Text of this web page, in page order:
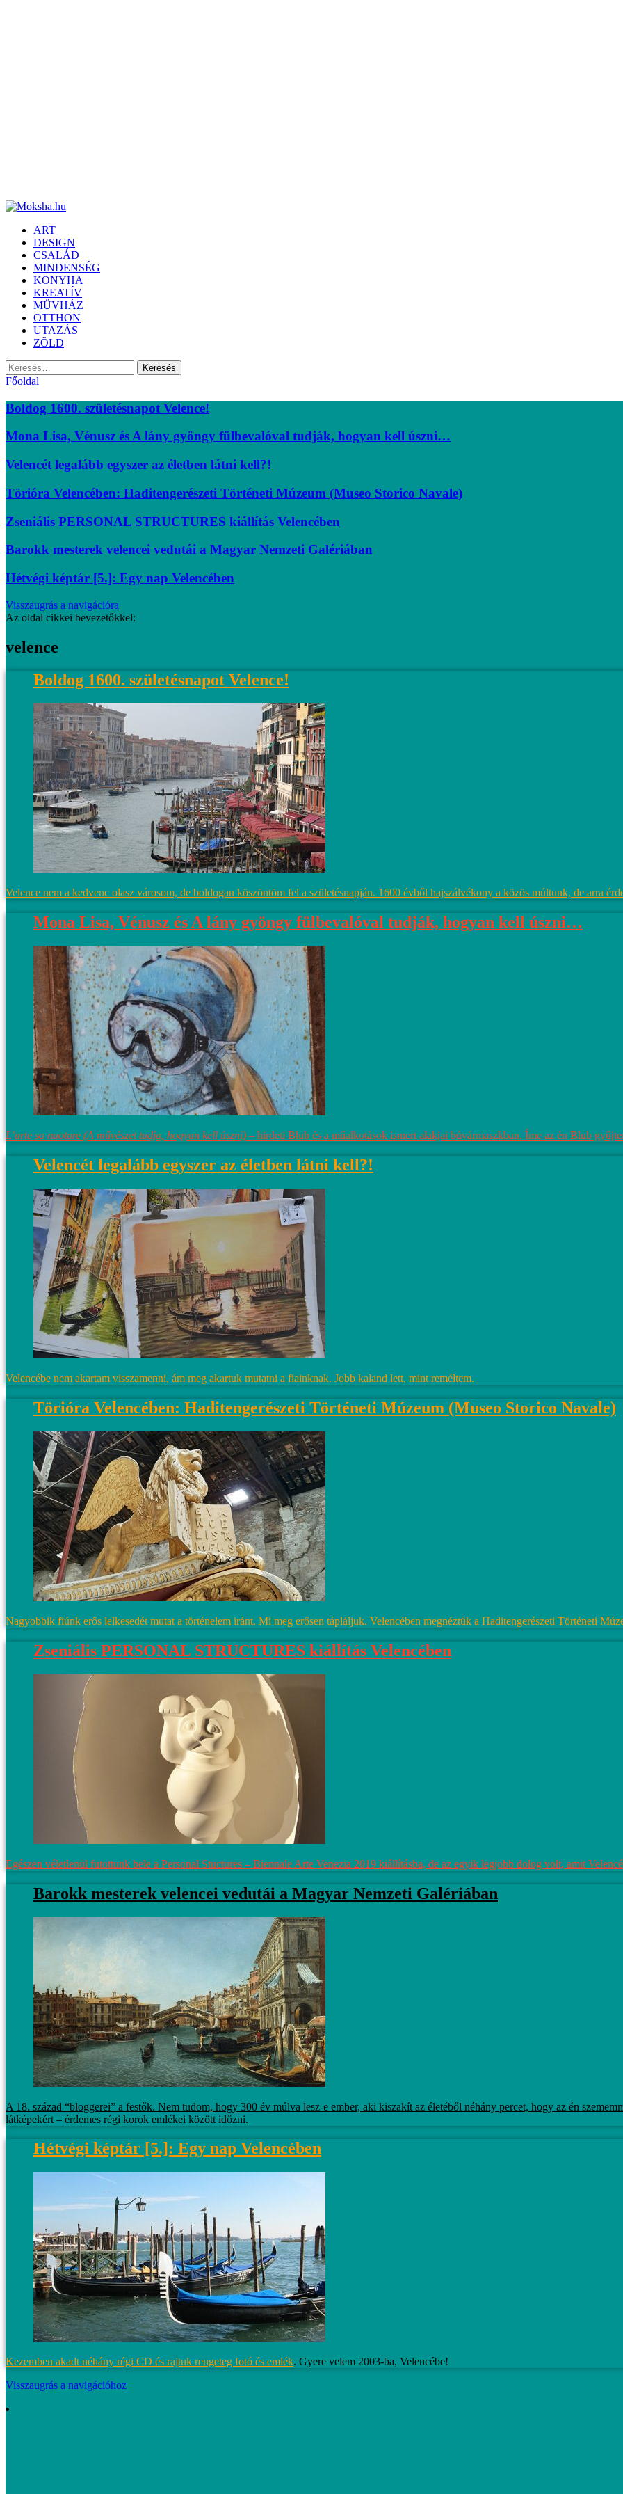
ART
DESIGN
CSALÁD
MINDENSÉG
KONYHA
KREATÍV
MŰVHÁZ
OTTHON
UTAZÁS
ZÖLD
Keresés:
Főoldal
Boldog 1600. születésnapot Velence!
Mona Lisa, Vénusz és A lány gyöngy fülbevalóval tudják, hogyan kell úszni…
Velencét legalább egyszer az életben látni kell?!
Törióra Velencében: Haditengerészeti Történeti Múzeum (Museo Storico Navale)
Zseniális PERSONAL STRUCTURES kiállítás Velencében
Barokk mesterek velencei vedutái a Magyar Nemzeti Galériában
Hétvégi képtár [5.]: Egy nap Velencében
Visszaugrás a navigációra
Az oldal cikkei bevezetőkkel:
velence
Boldog 1600. születésnapot Velence!
Velence nem a kedvenc olasz városom, de boldogan köszöntöm fel a születésnapján. 1600 évből hajszálvékony a közös múltunk, de arra
Mona Lisa, Vénusz és A lány gyöngy fülbevalóval tudják, hogyan kell úszni…
L’arte sa nuotare (A művészet tudja, hogyan kell úszni) – hirdeti Blub és a műalkotások ismert alakjai búvármaszkban. Íme az én Blub
Velencét legalább egyszer az életben látni kell?!
Velencébe nem akartam visszamenni, ám meg akartuk mutatni a fiainknak. Jobb kaland lett, mint reméltem.
Törióra Velencében: Haditengerészeti Történeti Múzeum (Museo Storico Navale)
Nagyobbik fiúnk erős lelkesedét mutat a történelem iránt. Mi meg erősen tápláljuk. Velencében megnéztük a Haditengerészeti Történeti
Zseniális PERSONAL STRUCTURES kiállítás Velencében
Egészen véletlenül futottunk bele a Personal Stuctures – Biennale Arte Venezia 2019 kiállításba, de az egyik legjobb dolog volt, amit
Barokk mesterek velencei vedutái a Magyar Nemzeti Galériában
A 18. század “bloggerei” a festők. Nem tudom, hogy 300 év múlva lesz-e ember, aki kiszakít az életéből néhány percet, hogy az én
látképekért – érdemes régi korok emlékei között időzni.
Hétvégi képtár [5.]: Egy nap Velencében
Kezemben akadt néhány régi CD és rajtuk rengeteg fotó és emlék. Gyere velem 2003-ba, Velencébe!
Visszaugrás a navigációhoz